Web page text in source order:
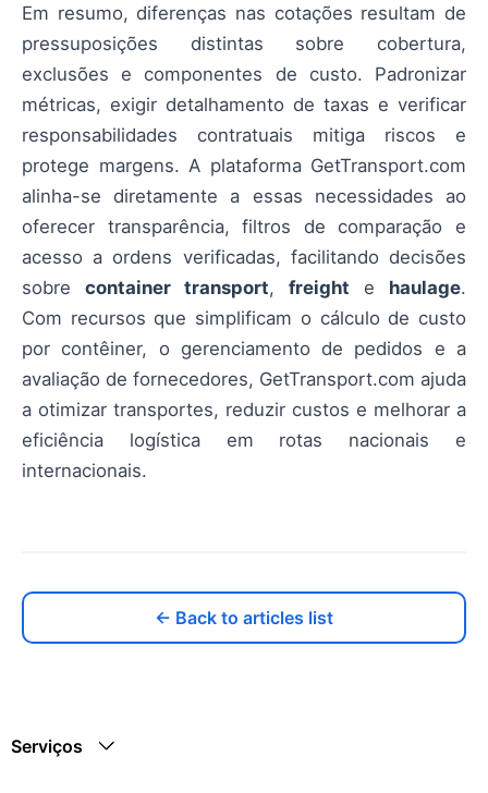
Em resumo, diferenças nas cotações resultam de
pressuposições distintas sobre cobertura,
exclusões e componentes de custo. Padronizar
métricas, exigir detalhamento de taxas e verificar
responsabilidades contratuais mitiga riscos e
protege margens. A plataforma GetTransport.com
alinha-se diretamente a essas necessidades ao
oferecer transparência, filtros de comparação e
acesso a ordens verificadas, facilitando decisões
sobre container transport, freight e haulage.
Com recursos que simplificam o cálculo de custo
por contêiner, o gerenciamento de pedidos e a
avaliação de fornecedores, GetTransport.com ajuda
a otimizar transportes, reduzir custos e melhorar a
eficiência logística em rotas nacionais e
internacionais.
← Back to articles list
Serviços